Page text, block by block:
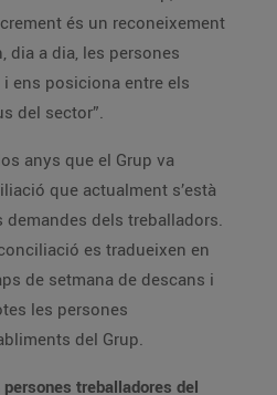
és un reconeixement
dia a dia, les persones
ens posiciona entre els
del sector”.
anys que el Grup va
que actualment s’està
demandes dels treballadors.
es tradueixen en
de setmana de descans i
les persones
del Grup.
treballadores del